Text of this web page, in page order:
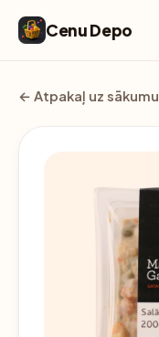
Cenu Depo
← Atpakaļ uz sākumu